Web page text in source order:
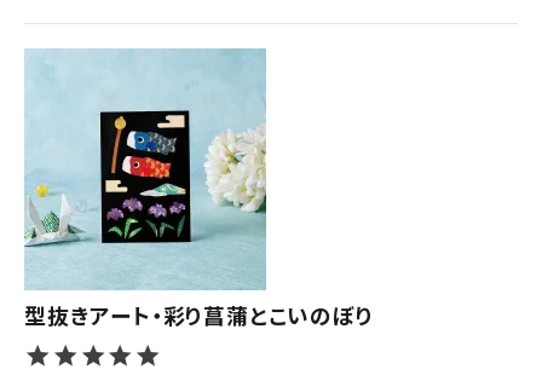
型抜きアート・彩り菖蒲とこいのぼり